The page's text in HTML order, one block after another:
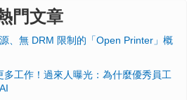
門文章
、無 DRM 限制的「Open Printer」概
多工作！過來人曝光：為什麼優秀員工